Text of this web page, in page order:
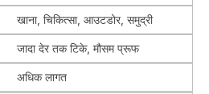
खाना, चिकित्सा, आउटडोर, समुद्री
जादा देर तक टिके, मौसम प्रूफ
अधिक लागत